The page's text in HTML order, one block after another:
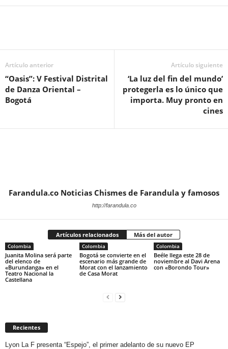
Artículo anterior
“Oasis”: V Festival Distrital
de Danza Oriental –
Bogotá
Artículo siguiente
‘La luz del fin del mundo’
protegerla es lo único que
importa. Muy pronto en
cines
Farandula.co Noticias Chismes de Farandula y famosos
http://farandula.co
Artículos relacionados Más del autor
Colombia
Juanita Molina será parte
del elenco de
«Burundanga» en el
Teatro Nacional la
Castellana
Colombia
Bogotá se convierte en el
escenario más grande de
Morat con el lanzamiento
de Casa Morat
Colombia
Beéle llega este 28 de
noviembre al Davi Arena
con «Borondo Tour»
Recientes
Lyon La F presenta “Espejo”, el primer adelanto de su nuevo EP